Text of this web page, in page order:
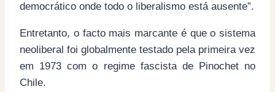
democrático onde todo o liberalismo está ausente”.
Entretanto, o facto mais marcante é que o sistema
neoliberal foi globalmente testado pela primeira vez
em 1973 com o regime fascista de Pinochet no
Chile.